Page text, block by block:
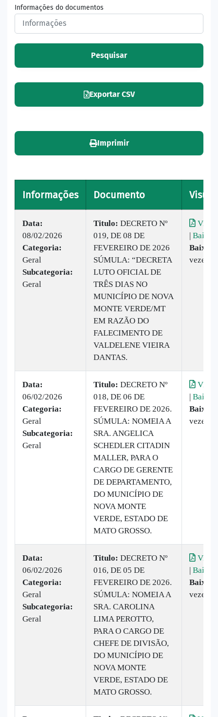
Informações do documentos
Pesquisar
Exportar CSV
Imprimir
Informações Documento
Data:
08/02/2026
Categoria:
Geral
Subcategoria:
Geral
Titulo: DECRETO Nº
019, DE 08 DE
FEVEREIRO DE 2026
SÚMULA: “DECRETA
LUTO OFICIAL DE
TRÊS DIAS NO
MUNICÍPIO DE NOVA
MONTE VERDE/MT
EM RAZÃO DO
FALECIMENTO DE
VALDELENE VIEIRA
DANTAS.
| Baixar
vezes
Data:
06/02/2026
Categoria:
Geral
Subcategoria:
Geral
Titulo: DECRETO Nº
018, DE 06 DE
FEVEREIRO DE 2026.
SÚMULA: NOMEIA A
SRA. ANGELICA
SCHEDLER CITADIN
MALLER, PARA O
CARGO DE GERENTE
DE DEPARTAMENTO,
DO MUNICÍPIO DE
NOVA MONTE
VERDE, ESTADO DE
MATO GROSSO.
| Baixar
vezes
Data:
06/02/2026
Categoria:
Geral
Subcategoria:
Geral
Titulo: DECRETO Nº
016, DE 05 DE
FEVEREIRO DE 2026.
SÚMULA: NOMEIA A
SRA. CAROLINA
LIMA PEROTTO,
PARA O CARGO DE
CHEFE DE DIVISÃO,
DO MUNICÍPIO DE
NOVA MONTE
VERDE, ESTADO DE
MATO GROSSO.
| Baixar
vezes